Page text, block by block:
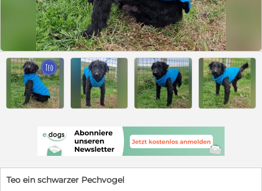
Teo ein schwarzer Pechvogel